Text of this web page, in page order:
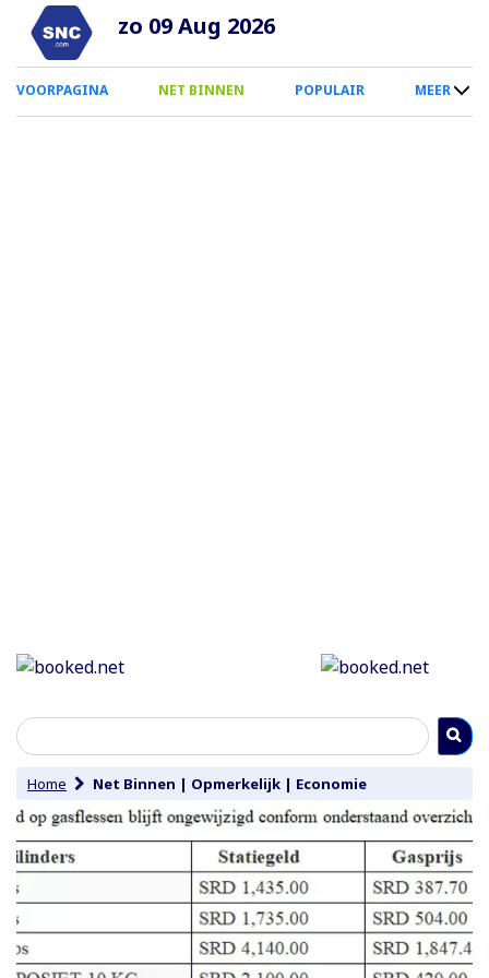
Overslaan
naar
inhoud
zo 09 Aug 2026
0
Smartphone
VOORPAGINA NET BINNEN POPULAIR MEER
Home Net Binnen | Opmerkelijk | Economie